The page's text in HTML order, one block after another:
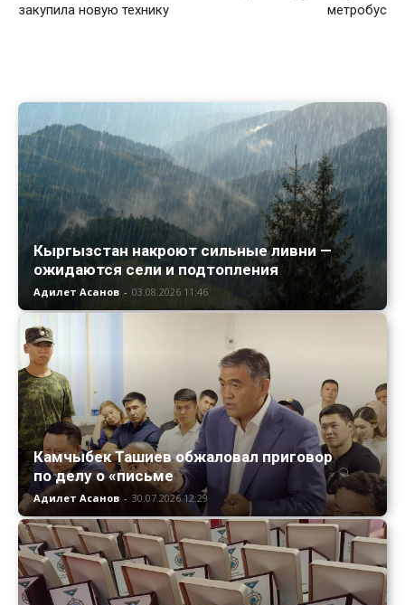
закупила новую технику
метробус
Кыргызстан накроют сильные ливни —
ожидаются сели и подтопления
Адилет Асанов - 03.08.2026 11:46
Камчыбек Ташиев обжаловал приговор
по делу о «письме
Адилет Асанов - 30.07.2026 12:29